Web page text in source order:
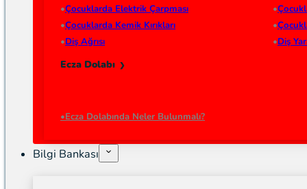
Çocuklarda Elektrik Çarpması
Çocuklarda Kemik Kırıkları
Diş Ağrısı
Diş
Ecza Dolabı
Ecza Dolabında Neler Bulunmalı?
Bilgi Bankası